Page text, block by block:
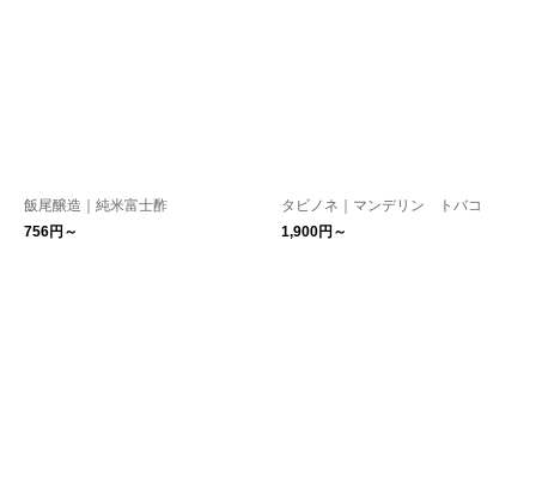
飯尾醸造｜純米富士酢
756円～
タビノネ｜マンデリン トバコ
1,900円～